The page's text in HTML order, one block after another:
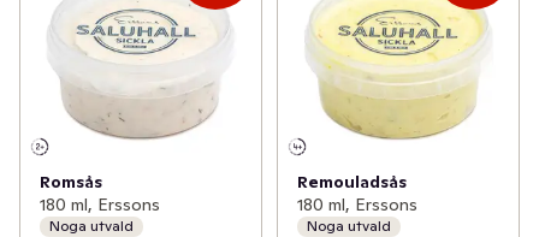
Romsås
180 ml, Erssons
Noga utvald
Remouladsås
180 ml, Erssons
Noga utvald